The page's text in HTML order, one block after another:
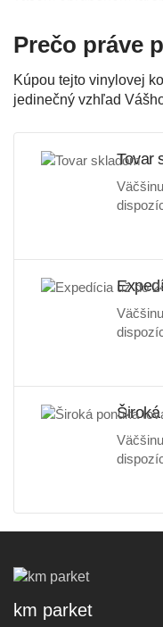
Prečo práve
Kúpou tejto vinylovej
jedinečný vzhľad
Tovar
km parket